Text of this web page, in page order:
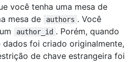
você tenha uma mesa de
mesa de authors . Você
author_id . Porém, quando
dados foi criado originalmente,
de chave estrangeira foi